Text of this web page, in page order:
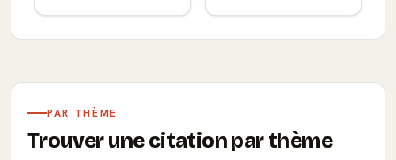
PAR THÈME
Trouver une citation par thème